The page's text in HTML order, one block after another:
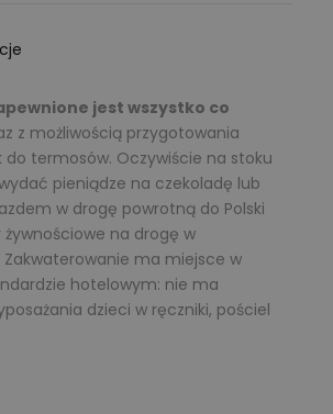
jest wszystko co
z możliwością przygotowania
termosów. Oczywiście na stoku
pieniądze na czekoladę lub
w drogę powrotną do Polski
na drogę w
Zakwaterowanie ma miejsce w
hotelowym: nie ma
dzieci w ręczniki, pościel